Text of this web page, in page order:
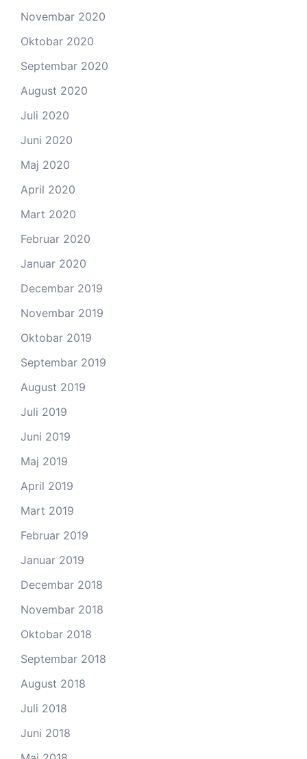
Novembar 2020
Oktobar 2020
Septembar 2020
August 2020
Juli 2020
Juni 2020
Maj 2020
April 2020
Mart 2020
Februar 2020
Januar 2020
Decembar 2019
Novembar 2019
Oktobar 2019
Septembar 2019
August 2019
Juli 2019
Juni 2019
Maj 2019
April 2019
Mart 2019
Februar 2019
Januar 2019
Decembar 2018
Novembar 2018
Oktobar 2018
Septembar 2018
August 2018
Juli 2018
Juni 2018